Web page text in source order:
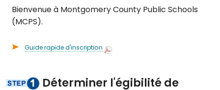
Bienvenue à Montgomery County Public Schools
(MCPS).
Guide rapide d'inscription
Déterminer l'égibilité de